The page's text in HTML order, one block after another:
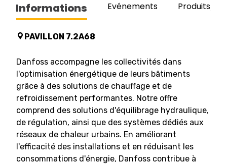
Informations Evénements Produits/
PAVILLON 7.2A68
Danfoss accompagne les collectivités dans
l'optimisation énergétique de leurs bâtiments
grâce à des solutions de chauffage et de
refroidissement performantes. Notre offre
comprend des solutions d'équilibrage hydraulique,
de régulation, ainsi que des systèmes dédiés aux
réseaux de chaleur urbains. En améliorant
l'efficacité des installations et en réduisant les
consommations d'énergie, Danfoss contribue à